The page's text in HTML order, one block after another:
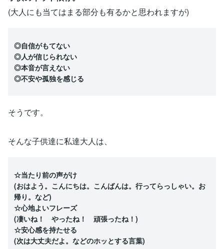
(大人にも当てはまる部分も有るかと思われますが)
◎自信がもてない
◎人が信じられない
◎本音が言えない
◎不安や孤独を感じる
そうです。
そんな子供達に私達大人は、
☆当たり前の声がけ
(おはよう。こんにちは。こんばんは。行ってらっしゃい。お
帰り。など)
☆心地よいフレーズ
(凄いね！ やったね！ 頑張ったね！)
☆安心感を持たせる
(次は大丈夫だよ。などのホッとする言葉)